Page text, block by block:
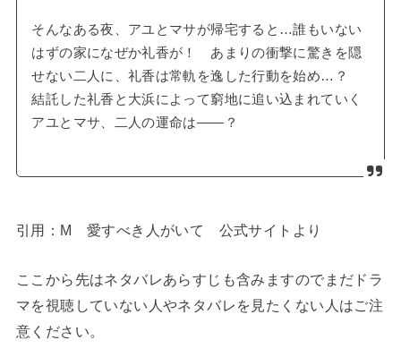
そんなある夜、アユとマサが帰宅すると…誰もいない
はずの家になぜか礼香が！ あまりの衝撃に驚きを隠
せない二人に、礼香は常軌を逸した行動を始め…？
結託した礼香と大浜によって窮地に追い込まれていく
アユとマサ、二人の運命は――？
引用：M 愛すべき人がいて 公式サイトより
ここから先はネタバレあらすじも含みますのでまだドラ
マを視聴していない人やネタバレを見たくない人はご注
意ください。